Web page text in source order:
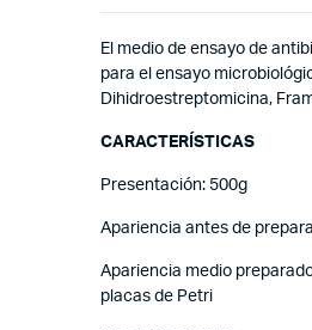
El medio de ensayo de
para el ensayo
Dihidroestreptomicina,
CARACTERÍSTICAS
Presentación: 500g
Apariencia antes de
Apariencia medio
placas de Petri